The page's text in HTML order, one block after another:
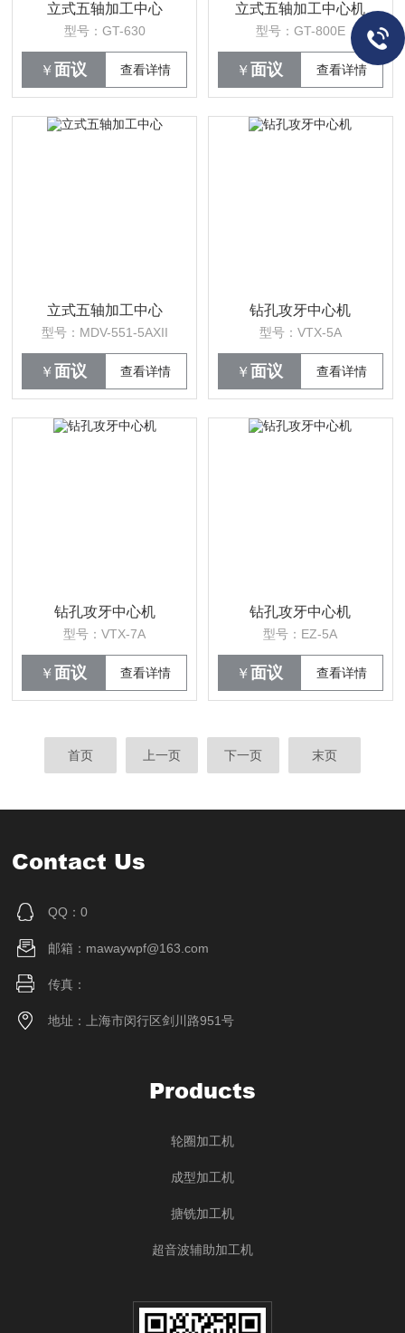
立式五轴加工中心
型号：GT-630
￥ 面议 查看详情
立式五轴加工中心机
型号：GT-800E
￥ 面议 查看详情
立式五轴加工中心
型号：MDV-551-5AXII
￥ 面议 查看详情
钻孔攻牙中心机
型号：VTX-5A
￥ 面议 查看详情
钻孔攻牙中心机
型号：VTX-7A
￥ 面议 查看详情
钻孔攻牙中心机
型号：EZ-5A
￥ 面议 查看详情
首页 上一页 下一页 末页
Contact Us
QQ：0
邮箱：mawaywpf@163.com
传真：
地址：上海市闵行区剑川路951号
Products
轮圈加工机
成型加工机
搪铣加工机
超音波辅助加工机